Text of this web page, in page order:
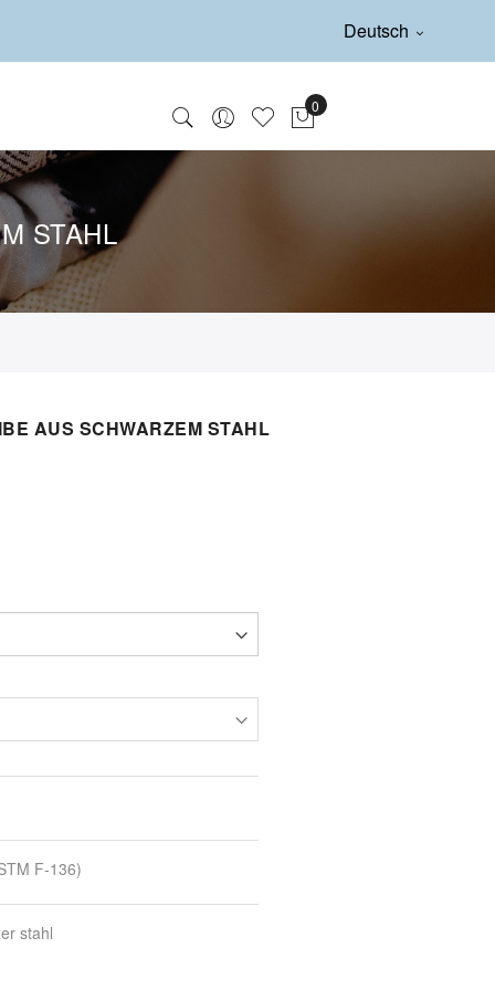
Deutsch
STAHL
AUS SCHWARZEM STAHL
F-136)
stahl